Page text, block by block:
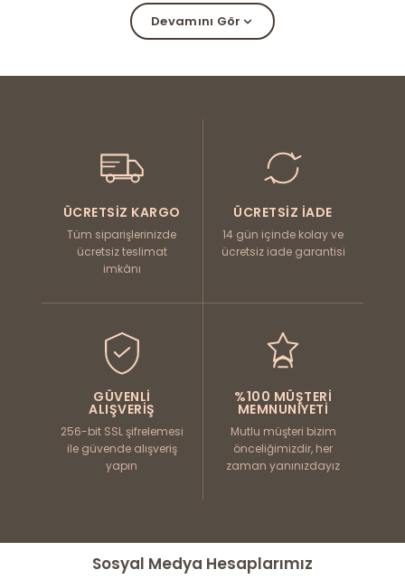
seçki sizi bekliyor. Kaliteli kumaşları ve özenli dikişleriyle
soğuk günlerde tarzınızdan ödün vermezsiniz.
Kaban Kombinleri
ve jeanle ise rahat bir kış görünümü için
farklı stiller yaratırsınız.
Yeni Sezon Kadın Kabanları
Hem sıcak tutan hem şık duran kaliteli kaban modellerini
keşfedin. Tüm siparişlerde kargo ücretsiz, 14 gün içinde
iade de ücretsiz. Yeni sezon kadın kaban modellerini şimdi
Devamını Gör
ÜCRETSIZ KARGO
Tüm siparişlerinizde
ücretsiz teslimat
imkânı
ÜCRETSIZ İADE
14 gün içinde kolay ve
ücretsiz iade garantisi
GÜVENLI
ALIŞVERIŞ
256-bit SSL şifrelemesi
ile güvende alışveriş
yapın
%100 MÜŞTERI
MEMNUNIYETI
Mutlu müşteri bizim
önceliğimizdir, her
zaman yanınızdayız
Sosyal Medya Hesaplarımız